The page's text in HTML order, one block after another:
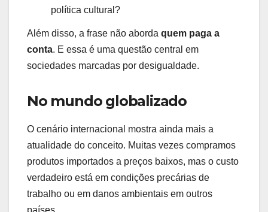
política cultural?
Além disso, a frase não aborda quem paga a
conta. E essa é uma questão central em
sociedades marcadas por desigualdade.
No mundo globalizado
O cenário internacional mostra ainda mais a
atualidade do conceito. Muitas vezes compramos
produtos importados a preços baixos, mas o custo
verdadeiro está em condições precárias de
trabalho ou em danos ambientais em outros